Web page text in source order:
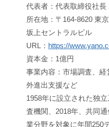
代表者：代表取締役社長
所在地：〒164-8620 東
坂上セントラルビル
URL： https://
資本金：1億円
事業内容：市場調査、
外進出支援など
1958年に設立された独
査機関、2018年、共同
業分野を対象に年間250